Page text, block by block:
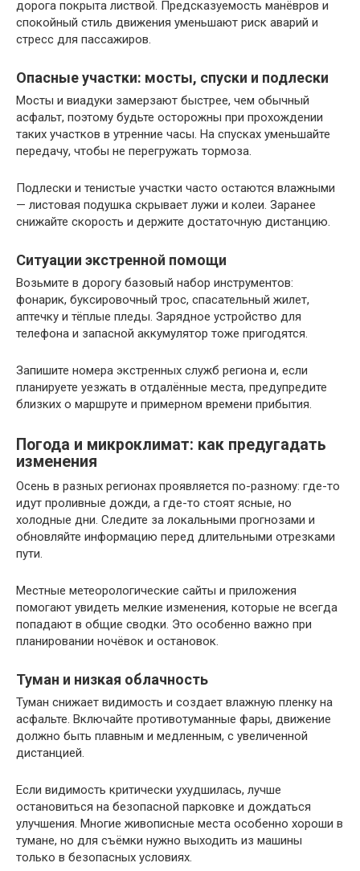
дорога покрыта листвой. Предсказуемость манёвров и
спокойный стиль движения уменьшают риск аварий и
стресс для пассажиров.
Опасные участки: мосты, спуски и подлески
Мосты и виадуки замерзают быстрее, чем обычный
асфальт, поэтому будьте осторожны при прохождении
таких участков в утренние часы. На спусках уменьшайте
передачу, чтобы не перегружать тормоза.
Подлески и тенистые участки часто остаются влажными
— листовая подушка скрывает лужи и колеи. Заранее
снижайте скорость и держите достаточную дистанцию.
Ситуации экстренной помощи
Возьмите в дорогу базовый набор инструментов:
фонарик, буксировочный трос, спасательный жилет,
аптечку и тёплые пледы. Зарядное устройство для
телефона и запасной аккумулятор тоже пригодятся.
Запишите номера экстренных служб региона и, если
планируете уезжать в отдалённые места, предупредите
близких о маршруте и примерном времени прибытия.
Погода и микроклимат: как предугадать
изменения
Осень в разных регионах проявляется по-разному: где-то
идут проливные дожди, а где-то стоят ясные, но
холодные дни. Следите за локальными прогнозами и
обновляйте информацию перед длительными отрезками
пути.
Местные метеорологические сайты и приложения
помогают увидеть мелкие изменения, которые не всегда
попадают в общие сводки. Это особенно важно при
планировании ночёвок и остановок.
Туман и низкая облачность
Туман снижает видимость и создает влажную пленку на
асфальте. Включайте противотуманные фары, движение
должно быть плавным и медленным, с увеличенной
дистанцией.
Если видимость критически ухудшилась, лучше
остановиться на безопасной парковке и дождаться
улучшения. Многие живописные места особенно хороши в
тумане, но для съёмки нужно выходить из машины
только в безопасных условиях.